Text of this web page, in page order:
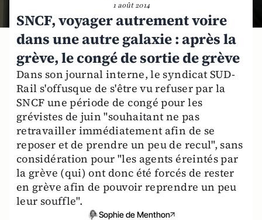
1 août 2014
SNCF, voyager autrement voire
dans une autre galaxie : après la
grève, le congé de sortie de grève
Dans son journal interne, le syndicat SUD-
Rail s'offusque de s'être vu refuser par la
SNCF une période de congé pour les
grévistes de juin "souhaitant ne pas
retravailler immédiatement afin de se
reposer et de prendre un peu de recul", sans
considération pour "les agents éreintés par
la grève (qui) ont donc été forcés de rester
en grève afin de pouvoir reprendre un peu
leur souffle".
Sophie de Menthon